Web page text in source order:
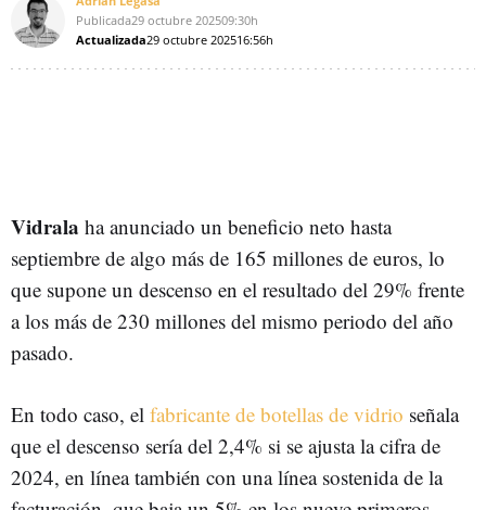
Publicada29 octubre 202509:30h
Actualizada29 octubre 202516:56h
Vidrala ha anunciado un beneficio neto hasta
septiembre de algo más de 165 millones de euros, lo
que supone un descenso en el resultado del 29% frente
a los más de 230 millones del mismo periodo del año
pasado.
En todo caso, el fabricante de botellas de vidrio señala
que el descenso sería del 2,4% si se ajusta la cifra de
2024, en línea también con una línea sostenida de la